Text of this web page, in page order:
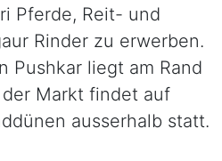
Pferde, Reit- und
Rinder zu erwerben.
Pushkar liegt am Rand
Markt findet auf
ausserhalb statt.